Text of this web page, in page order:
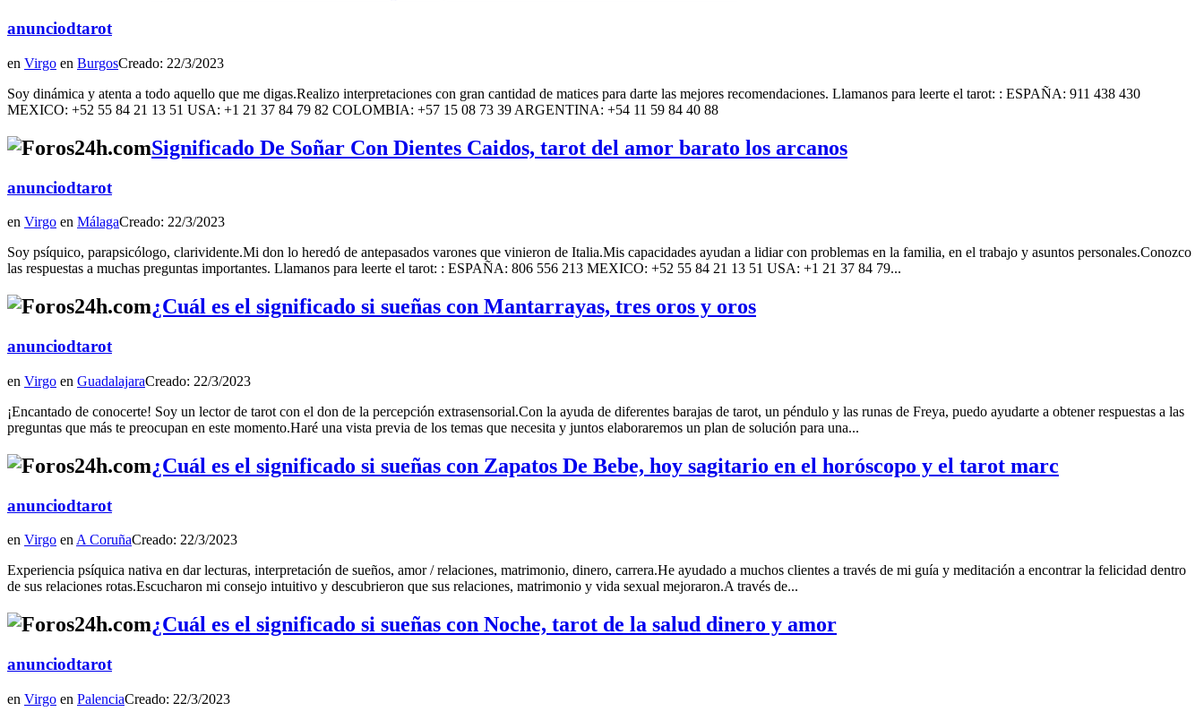
anunciodtarot
en Virgo en BurgosCreado: 22/3/2023
Soy dinámica y atenta a todo aquello que me digas.Realizo interpretaciones con gran cantidad de matices para darte las mejores recomendaciones. Llamanos para leerte el tarot: : ESPAÑA: 911 438 430
MEXICO: +52 55 84 21 13 51 USA: +1 21 37 84 79 82 COLOMBIA: +57 15 08 73 39 ARGENTINA: +54 11 59 84 40 88
Significado De Soñar Con Dientes Caidos, tarot del amor barato los arcanos
anunciodtarot
en Virgo en MálagaCreado: 22/3/2023
Soy psíquico, parapsicólogo, clarividente.Mi don lo heredó de antepasados ​​varones que vinieron de Italia.Mis capacidades ayudan a lidiar con problemas en la familia, en el trabajo y asuntos personales.Conozco
las respuestas a muchas preguntas importantes. Llamanos para leerte el tarot: : ESPAÑA: 806 556 213 MEXICO: +52 55 84 21 13 51 USA: +1 21 37 84 79...
¿Cuál es el significado si sueñas con Mantarrayas, tres oros y oros
anunciodtarot
en Virgo en GuadalajaraCreado: 22/3/2023
¡Encantado de conocerte! Soy un lector de tarot con el don de la percepción extrasensorial.Con la ayuda de diferentes barajas de tarot, un péndulo y las runas de Freya, puedo ayudarte a obtener respuestas a las
preguntas que más te preocupan en este momento.Haré una vista previa de los temas que necesita y juntos elaboraremos un plan de solución para una...
¿Cuál es el significado si sueñas con Zapatos De Bebe, hoy sagitario en el horóscopo y el tarot marc
anunciodtarot
en Virgo en A CoruñaCreado: 22/3/2023
Experiencia psíquica nativa en dar lecturas, interpretación de sueños, amor / relaciones, matrimonio, dinero, carrera.He ayudado a muchos clientes a través de mi guía y meditación a encontrar la felicidad dentro
de sus relaciones rotas.Escucharon mi consejo intuitivo y descubrieron que sus relaciones, matrimonio y vida sexual mejoraron.A través de...
¿Cuál es el significado si sueñas con Noche, tarot de la salud dinero y amor
anunciodtarot
en Virgo en PalenciaCreado: 22/3/2023